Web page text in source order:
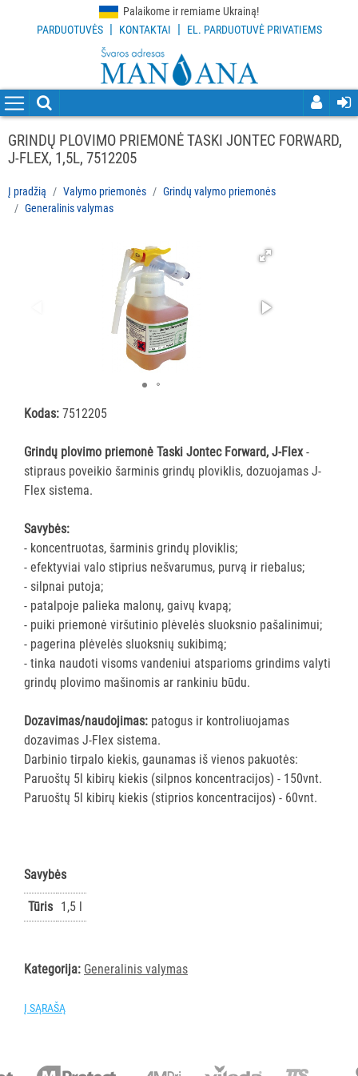
Palaikome ir remiame Ukrainą!
PARDUOTUVĖS | KONTAKTAI | EL. PARDUOTUVĖ PRIVATIEMS
VALYMO
PRIEMONĖS
Visi
plovimo
priemonės
skystis
priežiūros
priemonės
valymas
Kilimų
valymo
priemonės
Priemonės
grindų
valymo
mašinoms
Virtuvės
priemonės
Dezinfekcijos
priemonės
skysčiai
Langų
skystis
Įvairios
gaivikliai
VALYMO
ĮRANKIAI
GRINDŲ PLOVIMO PRIEMONĖ TASKI JONTEC FORWARD,
J-FLEX, 1,5L, 7512205
Į pradžią Valymo priemonės
Grindų valymo priemonės
Generalinis valymas
Kodas: 7512205
Grindų plovimo priemonė Taski Jontec Forward, J-Flex-
stipraus poveikio šarminis grindų ploviklis, dozuojamas J-
Flex sistema.
Savybės:
- koncentruotas, šarminis grindų ploviklis;
- efektyviai valo stiprius nešvarumus, purvą ir riebalus;
- silpnai putoja;
- patalpoje palieka malonų, gaivų kvapą;
- puiki priemonė viršutinio plėvelės sluoksnio pašalinimui;
- pagerina plėvelės sluoksnių sukibimą;
- tinka naudoti visoms vandeniui atsparioms grindims valyti
grindų plovimo mašinomis ar rankiniu būdu.
Dozavimas/naudojimas: patogus ir kontroliuojamas
dozavimas J-Flex sistema.
Darbinio tirpalo kiekis, gaunamas iš vienos pakuotės:
Paruoštų 5l kibirų kiekis (silpnos koncentracijos) - 150vnt.
Paruoštų 5l kibirų kiekis (stiprios koncentracijos) - 60vnt.
Savybės
Tūris 1,5 l
Kategorija: Generalinis valymas
Į SĄRAŠĄ